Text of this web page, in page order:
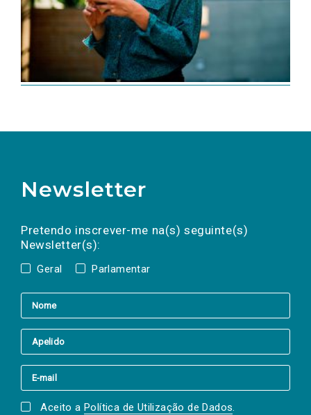
Newsletter
Pretendo inscrever-me na(s) seguinte(s)
Newsletter(s):
Geral Parlamentar
a(s) newsletter(s).
mail
Aceito a Política de Utilização de Dados.